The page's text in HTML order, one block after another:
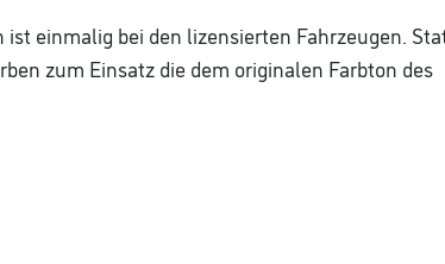
ist einmalig bei den lizensierten Fahrzeugen.
zum Einsatz die dem originalen Farbton des